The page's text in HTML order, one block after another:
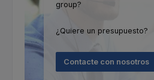
group?
¿Quiere un presupuesto?
Contacte con nosotros